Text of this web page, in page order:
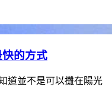
的方式
道並不是可以攤在陽光